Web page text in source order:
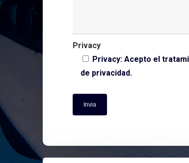
Privacy
Privacy: Acepto el
de privacidad.